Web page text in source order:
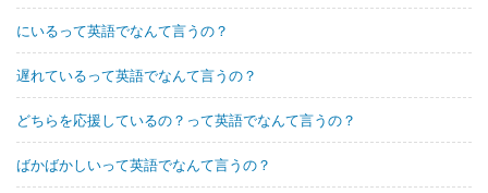
にいるって英語でなんて言うの？
遅れているって英語でなんて言うの？
どちらを応援しているの？って英語でなんて言うの？
ばかばかしいって英語でなんて言うの？